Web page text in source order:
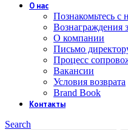
О нас
Познакомьтесь с
Вознаграждения
О компании
Письмо
Процесс
Вакансии
Условия возврата
Brand Book
Контакты
Search